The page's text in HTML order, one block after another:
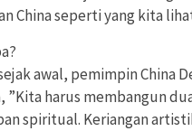
China seperti yang kita
awal, pemimpin China
”Kita harus membangun
spiritual. Keriangan